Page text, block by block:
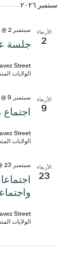
سبتمبر ٢٠٢٦
الأربعاء
2 جلسة
سبتمبر 2 @ 5:30 م
الولايات
الأربعاء
9 اجتماع
سبتمبر 9 @ 5:30 م
الولايات
الأربعاء
23
سبتمبر 23 @ 3:30 م
الولايات